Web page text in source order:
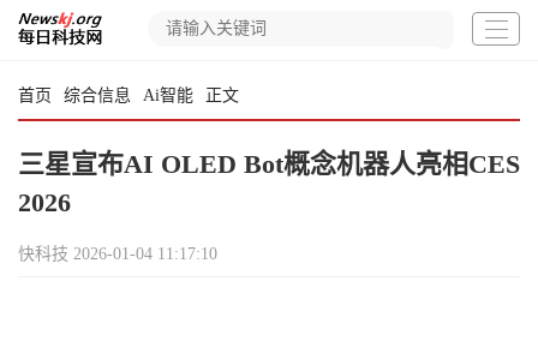
首页 综合信息 Ai智能 正文
三星宣布AI OLED Bot概念机器人亮相CES
2026
快科技 2026-01-04 11:17:10